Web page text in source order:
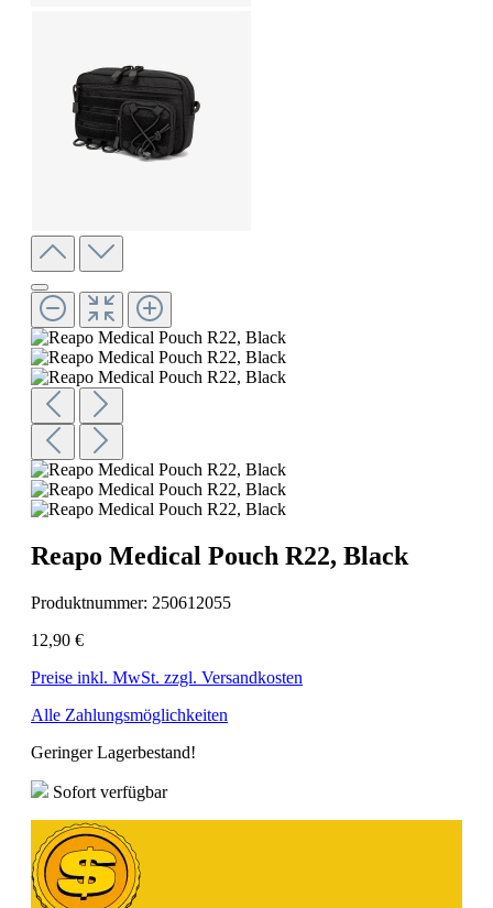
Reapo Medical Pouch R22, Black
Produktnummer: 250612055
12,90 €
Preise inkl. MwSt. zzgl. Versandkosten
Alle Zahlungsmöglichkeiten
Geringer Lagerbestand!
Sofort verfügbar